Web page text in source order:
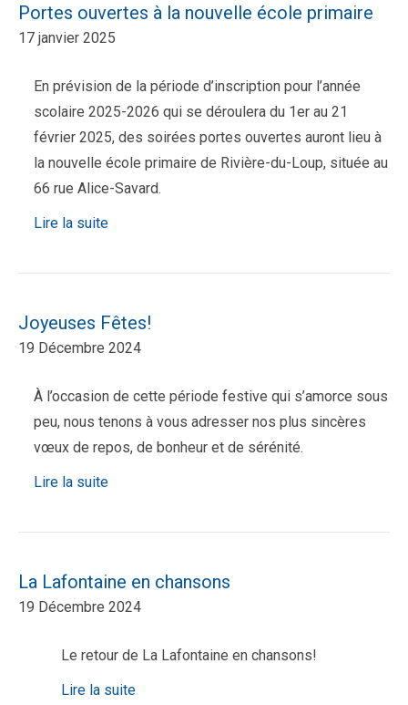
Portes ouvertes à la nouvelle école primaire
17 janvier 2025
En prévision de la période d’inscription pour l’année
scolaire 2025-2026 qui se déroulera du 1er au 21
février 2025, des soirées portes ouvertes auront lieu à
la nouvelle école primaire de Rivière-du-Loup, située au
66 rue Alice-Savard.
Lire la suite
Joyeuses Fêtes!
19 Décembre 2024
À l’occasion de cette période festive qui s’amorce sous
peu, nous tenons à vous adresser nos plus sincères
vœux de repos, de bonheur et de sérénité.
Lire la suite
La Lafontaine en chansons
19 Décembre 2024
Le retour de La Lafontaine en chansons!
Lire la suite